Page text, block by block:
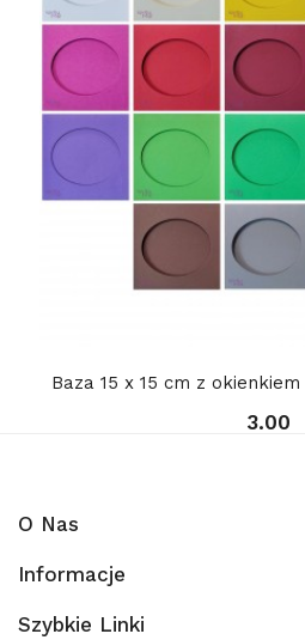
Baza 15 x 15 cm z okienkiem
3.00
O Nas
Informacje
Szybkie Linki